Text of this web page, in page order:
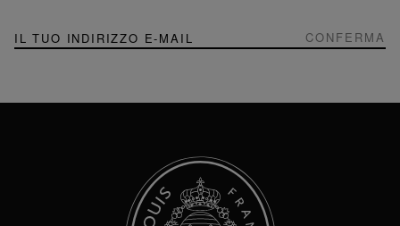
NEWSLETTER
Iscriviti
alla
CONFERMA